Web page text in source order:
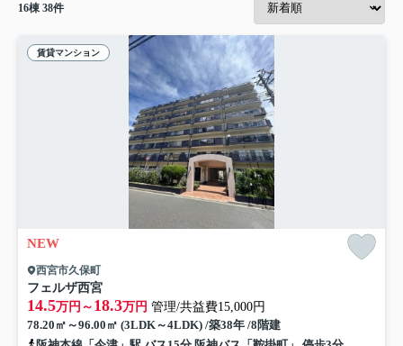
16棟 38件
賃貸マンション
NEW
西宮市久保町
フェルザ西宮
14.5万円～ 18.3万円 管理/共益費15,000円
78.20㎡～96.00㎡ (3LDK～4LDK) /築38年 /8階建